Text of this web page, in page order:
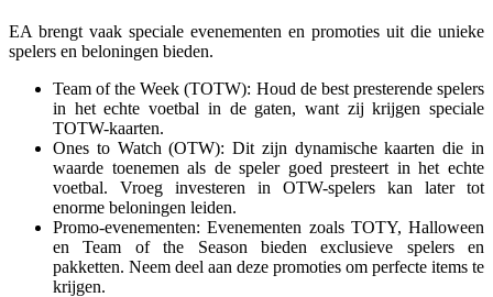
EA brengt vaak speciale evenementen en promoties uit die unieke
spelers en beloningen bieden.
Team of the Week (TOTW): Houd de best presterende spelers
in het echte voetbal in de gaten, want zij krijgen speciale
TOTW-kaarten.
Ones to Watch (OTW): Dit zijn dynamische kaarten die in
waarde toenemen als de speler goed presteert in het echte
voetbal. Vroeg investeren in OTW-spelers kan later tot
enorme beloningen leiden.
Promo-evenementen: Evenementen zoals TOTY, Halloween
en Team of the Season bieden exclusieve spelers en
pakketten. Neem deel aan deze promoties om perfecte items te
krijgen.